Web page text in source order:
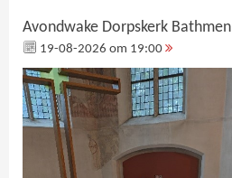
Avondwake Dorpskerk Bathmen
19-08-2026 om 19:00